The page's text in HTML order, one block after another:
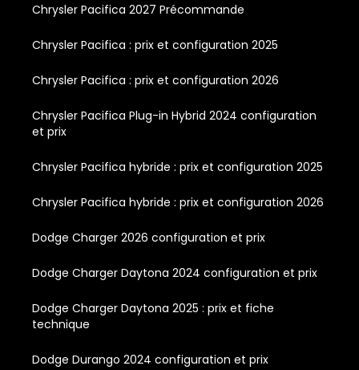
Chrysler Pacifica 2027 Précommande
Chrysler Pacifica : prix et configuration 2025
Chrysler Pacifica : prix et configuration 2026
Chrysler Pacifica Plug-in Hybrid 2024 configuration
et prix
Chrysler Pacifica hybride : prix et configuration 2025
Chrysler Pacifica hybride : prix et configuration 2026
Dodge Charger 2026 configuration et prix
Dodge Charger Daytona 2024 configuration et prix
Dodge Charger Daytona 2025 : prix et fiche
technique
Dodge Durango 2024 configuration et prix